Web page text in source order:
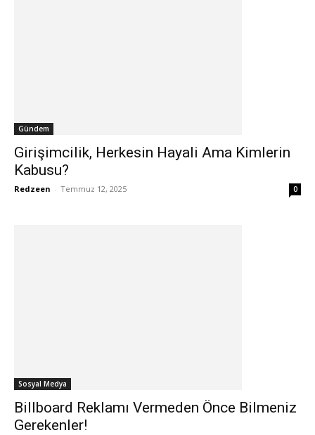
Gündem
Girişimcilik, Herkesin Hayali Ama Kimlerin
Kabusu?
Redzeen - Temmuz 12, 2025 0
Sosyal Medya
Billboard Reklamı Vermeden Önce Bilmeniz
Gerekenler!